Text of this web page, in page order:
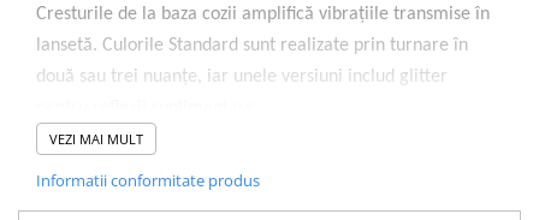
Cresturile de la baza cozii amplifică vibrațiile transmise în
lansetă. Culorile Standard sunt realizate prin turnare în
două sau trei nuanțe, iar unele versiuni includ glitter
Se folosește pe jig head sau alte monturi specifice nalucilor
VEZI MAI MULT
Informatii conformitate produs